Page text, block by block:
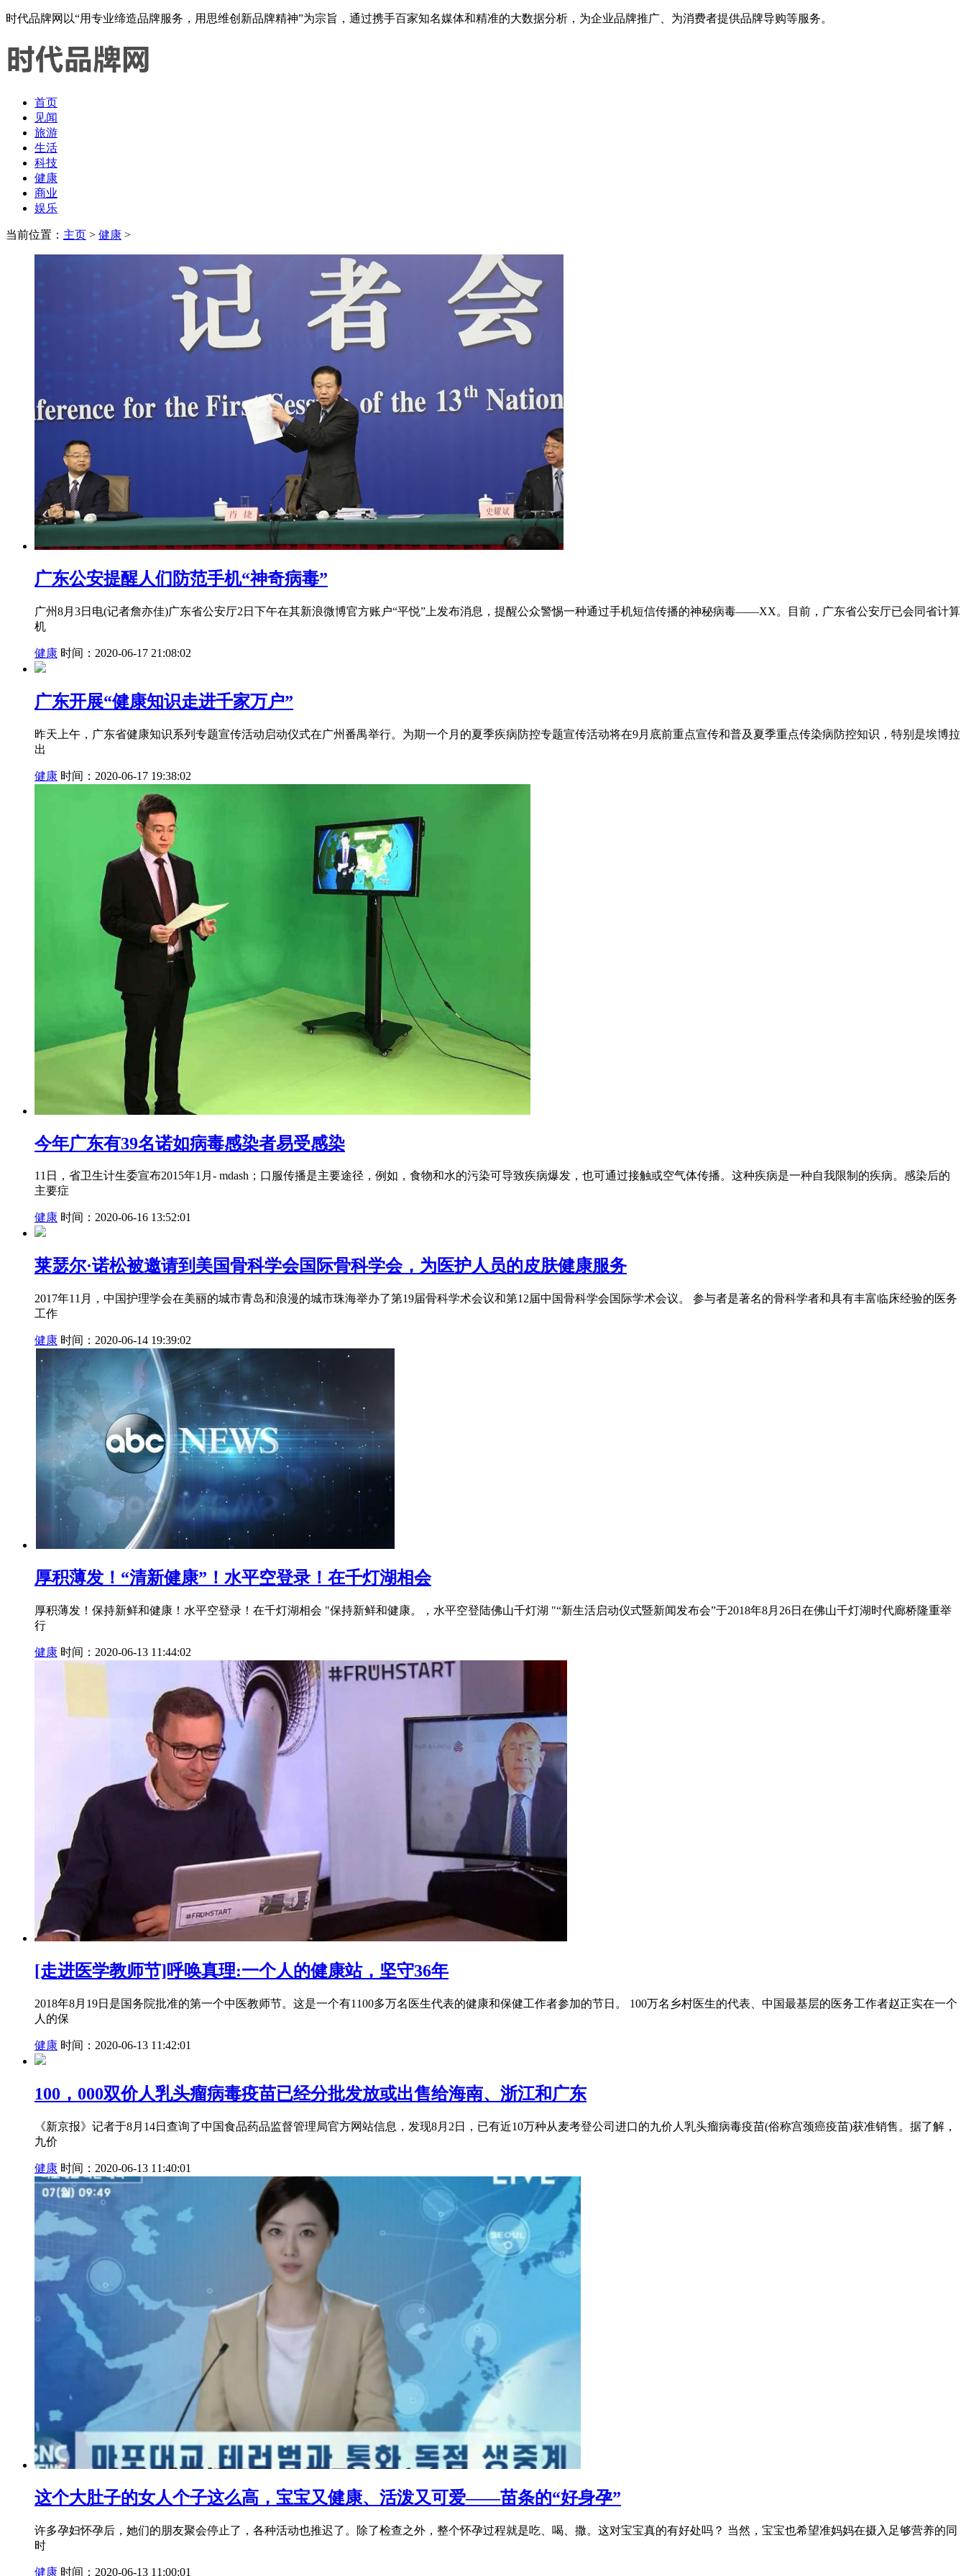
时代品牌网以“用专业缔造品牌服务，用思维创新品牌精神”为宗旨，通过携手百家知名媒体和精准的大数据分析，为企业品牌推广、为消费者提供品牌导购等服务。
首页
见闻
旅游
生活
科技
健康
商业
娱乐
当前位置： 主页 > 健康 >
广东公安提醒人们防范手机“神奇病毒”
广州8月3日电(记者詹亦佳)广东省公安厅2日下午在其新浪微博官方账户“平悦”上发布消息，提醒公众警惕一种通过手机短信传播的神秘病毒——XX。目前，广东省公安厅已会同省计算
机
健康 时间：2020-06-17 21:08:02
广东开展“健康知识走进千家万户”
昨天上午，广东省健康知识系列专题宣传活动启动仪式在广州番禺举行。为期一个月的夏季疾病防控专题宣传活动将在9月底前重点宣传和普及夏季重点传染病防控知识，特别是埃博拉
出
健康 时间：2020-06-17 19:38:02
今年广东有39名诺如病毒感染者易受感染
11日，省卫生计生委宣布2015年1月- mdash；口服传播是主要途径，例如，食物和水的污染可导致疾病爆发，也可通过接触或空气体传播。这种疾病是一种自我限制的疾病。感染后的
主要症
健康 时间：2020-06-16 13:52:01
莱瑟尔·诺松被邀请到美国骨科学会国际骨科学会，为医护人员的皮肤健康服务
2017年11月，中国护理学会在美丽的城市青岛和浪漫的城市珠海举办了第19届骨科学术会议和第12届中国骨科学会国际学术会议。 参与者是著名的骨科学者和具有丰富临床经验的医务
工作
健康 时间：2020-06-14 19:39:02
厚积薄发！“清新健康”！水平空登录！在千灯湖相会
厚积薄发！保持新鲜和健康！水平空登录！在千灯湖相会 "保持新鲜和健康。，水平空登陆佛山千灯湖 "“新生活启动仪式暨新闻发布会”于2018年8月26日在佛山千灯湖时代廊桥隆重举
行
健康 时间：2020-06-13 11:44:02
[走进医学教师节]呼唤真理:一个人的健康站，坚守36年
2018年8月19日是国务院批准的第一个中医教师节。这是一个有1100多万名医生代表的健康和保健工作者参加的节日。 100万名乡村医生的代表、中国最基层的医务工作者赵正实在一个
人的保
健康 时间：2020-06-13 11:42:01
100，000双价人乳头瘤病毒疫苗已经分批发放或出售给海南、浙江和广东
《新京报》记者于8月14日查询了中国食品药品监督管理局官方网站信息，发现8月2日，已有近10万种从麦考登公司进口的九价人乳头瘤病毒疫苗(俗称宫颈癌疫苗)获准销售。据了解，
九价
健康 时间：2020-06-13 11:40:01
这个大肚子的女人个子这么高，宝宝又健康、活泼又可爱——苗条的“好身孕”
许多孕妇怀孕后，她们的朋友聚会停止了，各种活动也推迟了。除了检查之外，整个怀孕过程就是吃、喝、撒。这对宝宝真的有好处吗？ 当然，宝宝也希望准妈妈在摄入足够营养的同
时
健康 时间：2020-06-13 11:00:01